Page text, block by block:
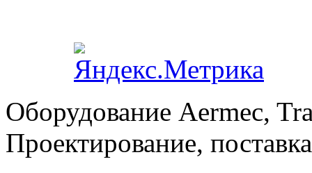
Оборудование Aermec,
Проектирование,